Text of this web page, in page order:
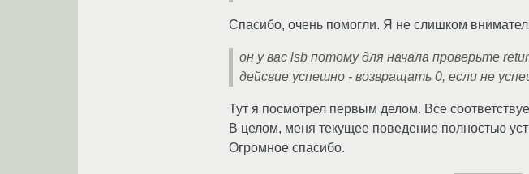
Спасибо, очень помогли. Я не слишком
он у вас lsb потому для начала проверьте
дейсвие успешно - возвращать 0, если не
Тут я посмотрел первым делом. Все
В целом, меня текущее поведение полностью
Огромное спасибо.